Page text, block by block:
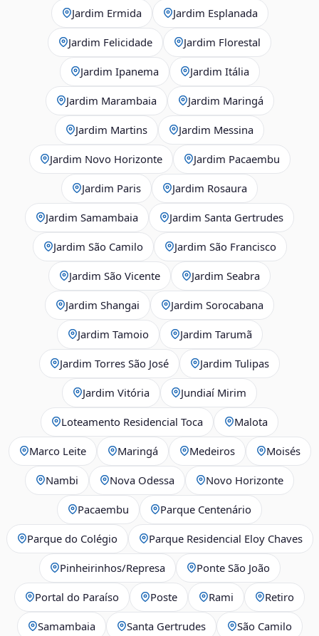
Jardim Ermida Jardim Esplanada
Jardim Felicidade Jardim Florestal
Jardim Ipanema Jardim Itália
Jardim Marambaia Jardim Maringá
Jardim Martins Jardim Messina
Jardim Novo Horizonte Jardim Pacaembu
Jardim Paris Jardim Rosaura
Jardim Samambaia Jardim Santa Gertrudes
Jardim São Camilo Jardim São Francisco
Jardim São Vicente Jardim Seabra
Jardim Shangai Jardim Sorocabana
Jardim Tamoio Jardim Tarumã
Jardim Torres São José Jardim Tulipas
Jardim Vitória Jundiaí Mirim
Loteamento Residencial Toca Malota
Marco Leite Maringá Medeiros Moisés
Nambi Nova Odessa Novo Horizonte
Pacaembu Parque Centenário
Parque do Colégio Parque Residencial Eloy Chaves
Pinheirinhos/Represa Ponte São João
Portal do Paraíso Poste Rami Retiro
Samambaia Santa Gertrudes São Camilo